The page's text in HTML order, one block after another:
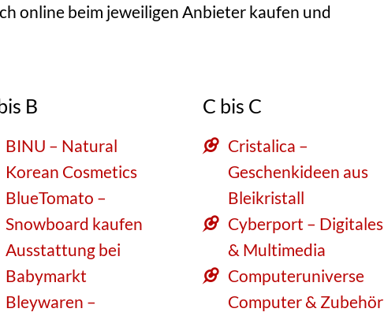
online beim jeweiligen Anbieter kaufen und
B
BINU – Natural
Korean Cosmetics
BlueTomato –
Snowboard kaufen
Ausstattung bei
Babymarkt
Bleywaren –
C bis C
Cristalica –
Geschenkideen aus
Bleikristall
Cyberport – Digitales
& Multimedia
Computeruniverse
Computer & Zubehör